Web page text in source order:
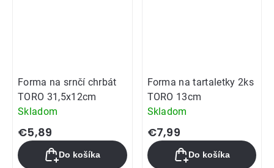
Forma na srnčí chrbát
TORO 31,5x12cm
Skladom
€5,89
Do košíka
Forma na tartaletky 2ks
TORO 13cm
Skladom
€7,99
Do košíka